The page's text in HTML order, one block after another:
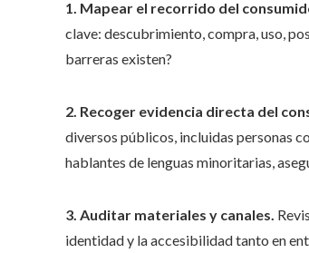
1. Mapear el recorrido del
clave: descubrimiento, compra, uso,
barreras existen?
2. Recoger evidencia directa del
diversos públicos, incluidas personas
hablantes de lenguas minoritarias,
3. Auditar materiales y canales.
identidad y la accesibilidad tanto en